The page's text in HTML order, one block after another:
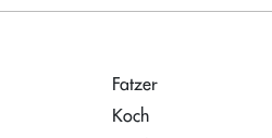
Fatzer
Koch